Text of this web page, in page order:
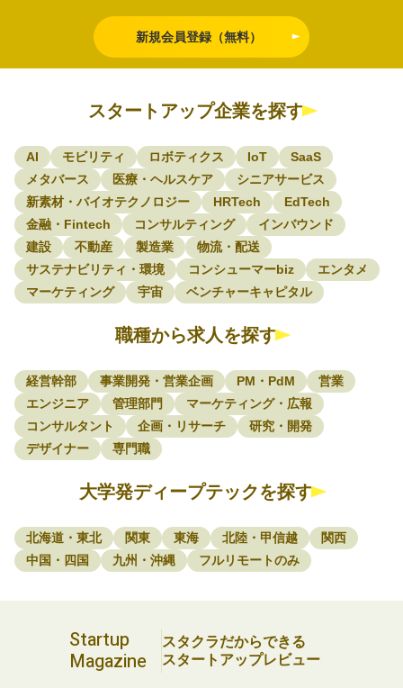
新規会員登録（無料）
スタートアップ企業を探す
AI モビリティ ロボティクス IoT
SaaS
メタバース
医療・ヘルスケア
シニアサービス
新素材・バイオテクノロジー
HRTech
EdTech
金融・Fintech
コンサルティング
インバウンド
建設
不動産 製造業
物流・配送
サステナビリティ・環境
コンシューマーbiz
エンタメ
マーケティング
宇宙 ベンチャーキャピタル
職種から求人を探す
経営幹部 事業開発・営業企画 PM・PdM
営業
エンジニア
管理部門
マーケティング・広報
コンサルタント
企画・リサーチ
研究・開発
デザイナー
専門職
大学発ディープテックを探す
北海道・東北 関東 東海 北陸・甲信越
関西
中国・四国
九州・沖縄 フルリモートのみ
Startup
Magazine
スタクラだからできる
スタートアップレビュー